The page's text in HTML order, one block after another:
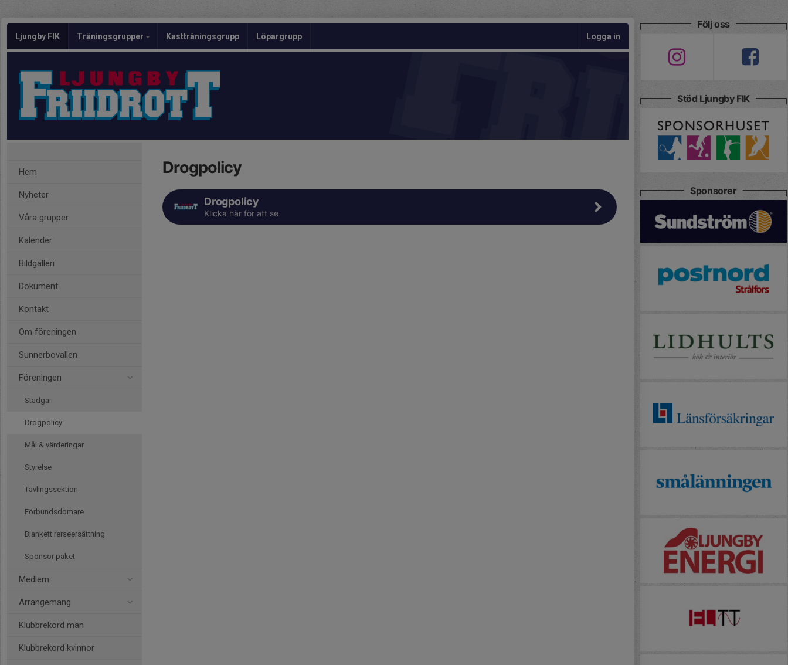
Ljungby FIK Träningsgrupper Kastträningsgrupp Löpargrupp Logga in
Hem
Nyheter
Våra grupper
Kalender
Bildgalleri
Dokument
Kontakt
Om föreningen
Sunnerbovallen
Föreningen
Stadgar
Drogpolicy
Mål & värderingar
Styrelse
Tävlingssektion
Förbundsdomare
Blankett rerseersättning
Sponsor paket
Medlem
Arrangemang
Klubbrekord män
Klubbrekord kvinnor
Drogpolicy
Drogpolicy
Klicka här för att se
Följ oss
Stöd Ljungby FIK
Sponsorer